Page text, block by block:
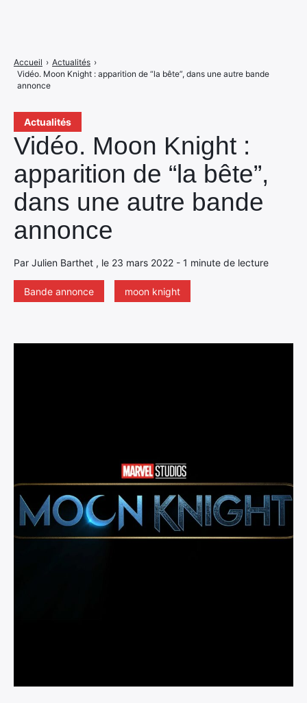
Actualités
Vidéo. Moon Knight :
apparition de “la bête”,
dans une autre bande
annonce
Par Julien Barthet , le 23 mars 2022 - 1 minute de lecture
Bande annonce moon knight
Accueil › Actualités ›
Vidéo. Moon Knight : apparition de “la bête”, dans une autre bande
annonce